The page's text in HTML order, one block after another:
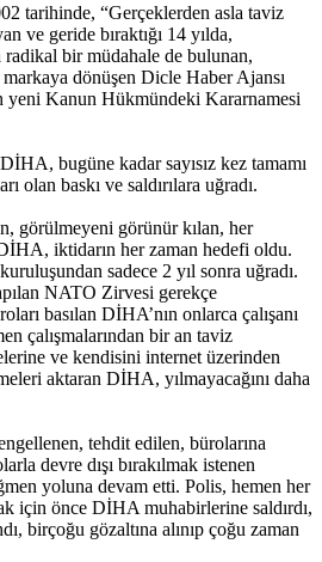
tarihinde, “Gerçeklerden asla taviz
ve geride bıraktığı 14 yılda,
radikal bir müdahale de bulunan,
markaya dönüşen Dicle Haber Ajansı
Kanun Hükmündeki Kararnamesi
bugüne kadar sayısız kez tamamı
olan baskı ve saldırılara uğradı.
görülmeyeni görünür kılan, her
iktidarın her zaman hedefi oldu.
sadece 2 yıl sonra uğradı.
NATO Zirvesi gerekçe
basılan DİHA’nın onlarca çalışanı
çalışmalarından bir an taviz
ve kendisini internet üzerinden
aktaran DİHA, yılmayacağını daha
tehdit edilen, bürolarına
devre dışı bırakılmak istenen
yoluna devam etti. Polis, hemen her
için önce DİHA muhabirlerine saldırdı,
birçoğu gözaltına alınıp çoğu zaman